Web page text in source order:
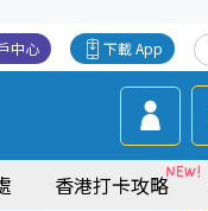
下載 App
中心
香港打卡攻略